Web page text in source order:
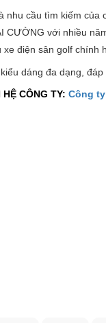
cầu tìm kiếm
CƯỜNG với nhiều
điện sân golf
dáng đa dạng,
HỆ CÔNG TY: Công ty